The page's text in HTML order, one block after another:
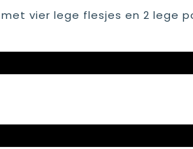
vier lege flesjes en 2 lege